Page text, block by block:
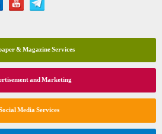
& Magazine Services
and Marketing
Media Services